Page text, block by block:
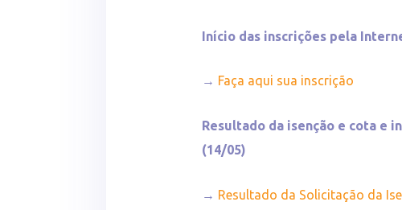
Início das inscrições pela
→ Faça aqui sua inscrição
Resultado da isenção e cota e
(14/05)
→ Resultado da Solicitação da